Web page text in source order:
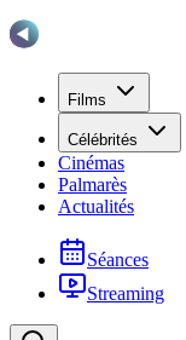
Films
Célébrités
Cinémas
Palmarès
Actualités
Séances
Streaming